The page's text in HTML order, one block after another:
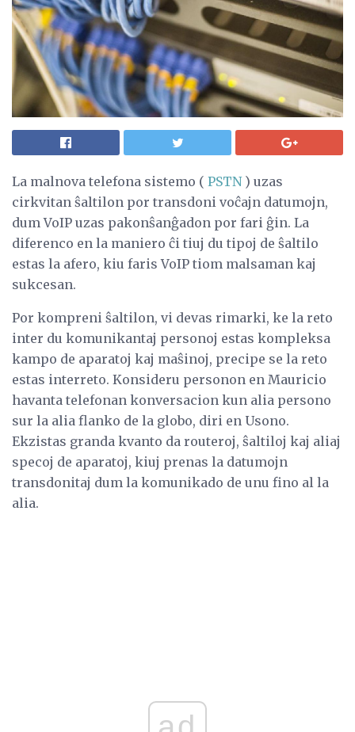
La malnova telefona sistemo ( PSTN) uzas
cirkvitan ŝaltilon por transdoni voĉajn datumojn,
dum VoIP uzas pakonŝanĝadon por fari ĝin. La
diferenco en la maniero ĉi tiuj du tipoj de ŝaltilo
estas la afero, kiu faris VoIP tiom malsaman kaj
sukcesan.
Por kompreni ŝaltilon, vi devas rimarki, ke la reto
inter du komunikantaj personoj estas kompleksa
kampo de aparatoj kaj maŝinoj, precipe se la reto
estas interreto. Konsideru personon en Mauricio
havanta telefonan konversacion kun alia persono
sur la alia flanko de la globo, diri en Usono.
Ekzistas granda kvanto da routeroj, ŝaltiloj kaj aliaj
specoj de aparatoj, kiuj prenas la datumojn
transdonitaj dum la komunikado de unu fino al la
alia.